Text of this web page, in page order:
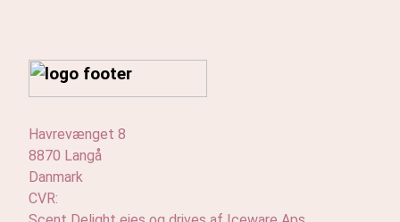
Havrevænget 8
8870 Langå
Danmark
CVR: